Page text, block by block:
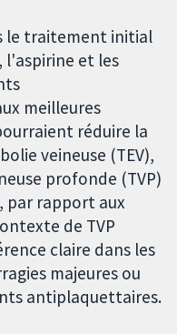
le traitement initial
et les
meilleures
réduire la
veineuse (TEV),
profonde (TVP)
par rapport aux
de TVP
claire dans les
majeures ou
antiplaquettaires.